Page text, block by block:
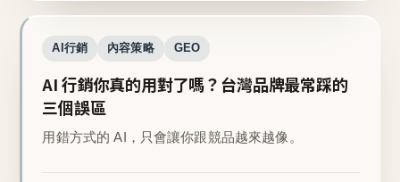
AI行銷 內容策略 GEO
AI 行銷你真的用對了嗎？台灣品牌最常踩的
三個誤區
用錯方式的 AI，只會讓你跟競品越來越像。